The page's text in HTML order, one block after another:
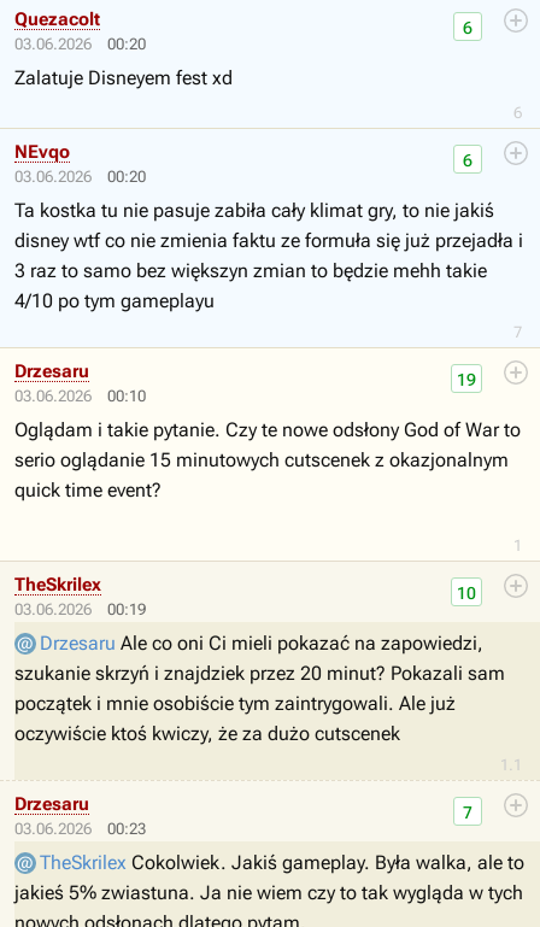
03.06.2026 00:20
6
6
Quezacolt
Zalatuje Disneyem fest xd
03.06.2026 00:20
7
6
NEvqo
Ta kostka tu nie pasuje zabiła cały klimat gry, to nie jakiś
disney wtf co nie zmienia faktu ze formuła się już przejadła i
3 raz to samo bez większyn zmian to będzie mehh takie
4/10 po tym gameplayu
03.06.2026 00:10
1
19
Drzesaru
Oglądam i takie pytanie. Czy te nowe odsłony God of War to
serio oglądanie 15 minutowych cutscenek z okazjonalnym
quick time event?
03.06.2026 00:19
1.1
10
TheSkrilex
Drzesaru Ale co oni Ci mieli pokazać na zapowiedzi,
szukanie skrzyń i znajdziek przez 20 minut? Pokazali sam
początek i mnie osobiście tym zaintrygowali. Ale już
oczywiście ktoś kwiczy, że za dużo cutscenek
03.06.2026 00:23
7
Drzesaru
TheSkrilex Cokolwiek. Jakiś gameplay. Była walka, ale to
jakieś 5% zwiastuna. Ja nie wiem czy to tak wygląda w tych